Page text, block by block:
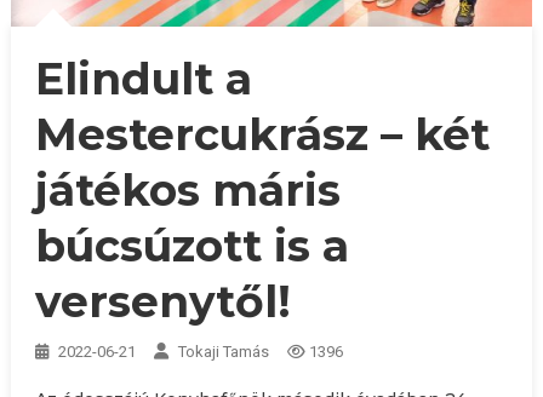
Elindult a
Mestercukrász – két
játékos máris
búcsúzott is a
versenytől!
2022-06-21 Tokaji Tamás 1396